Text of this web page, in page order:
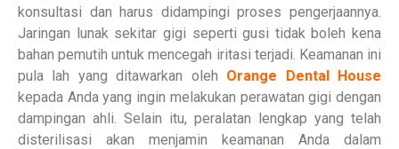
konsultasi dan harus didampingi proses pengerjaannya.
Jaringan lunak sekitar gigi seperti gusi tidak boleh kena
bahan pemutih untuk mencegah iritasi terjadi. Keamanan ini
pula lah yang ditawarkan oleh Orange Dental House
kepada Anda yang ingin melakukan perawatan gigi dengan
dampingan ahli. Selain itu, peralatan lengkap yang telah
disterilisasi akan menjamin keamanan Anda dalam